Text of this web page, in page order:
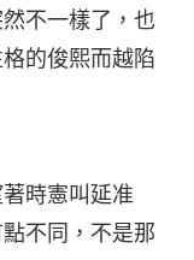
不一樣了，也
的俊熙而越陷
時憲叫延准
不同，不是那